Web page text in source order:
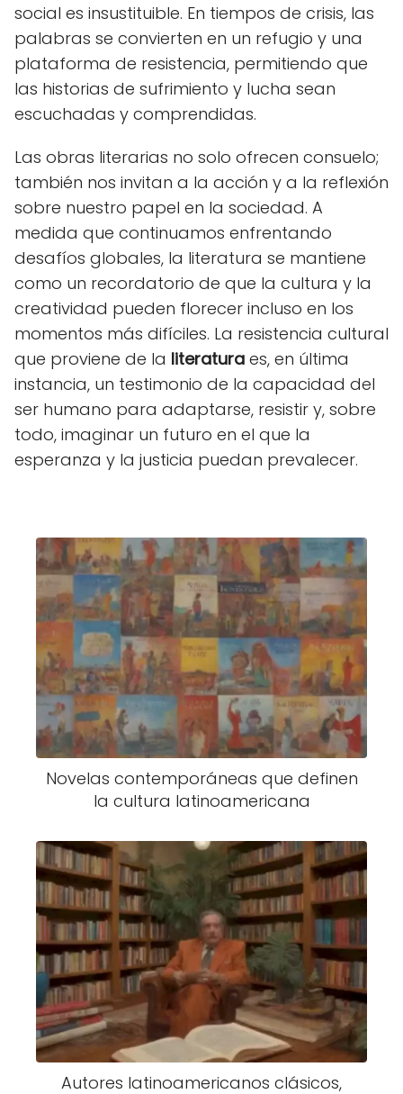
social es insustituible. En tiempos de crisis, las
palabras se convierten en un refugio y una
plataforma de resistencia, permitiendo que
las historias de sufrimiento y lucha sean
escuchadas y comprendidas.
Las obras literarias no solo ofrecen consuelo;
también nos invitan a la acción y a la reflexión
sobre nuestro papel en la sociedad. A
medida que continuamos enfrentando
desafíos globales, la literatura se mantiene
como un recordatorio de que la cultura y la
creatividad pueden florecer incluso en los
momentos más difíciles. La resistencia cultural
que proviene de la literatura es, en última
instancia, un testimonio de la capacidad del
ser humano para adaptarse, resistir y, sobre
todo, imaginar un futuro en el que la
esperanza y la justicia puedan prevalecer.
Novelas contemporáneas que definen
la cultura latinoamericana
Autores latinoamericanos clásicos,